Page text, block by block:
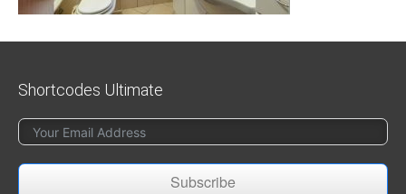
Shortcodes Ultimate
Subscribe